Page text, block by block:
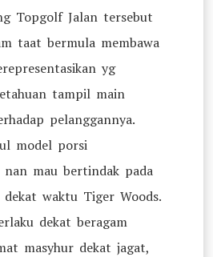
Topgolf Jalan tersebut
taat bermula membawa
yg
tampil main
pelanggannya.
model porsi
nan mau bertindak pada
dekat waktu Tiger Woods.
dekat beragam
masyhur dekat jagat,